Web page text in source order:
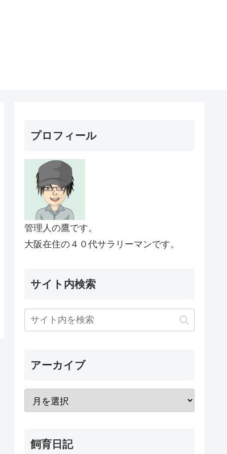
プロフィール
管理人の鷹です。
大阪在住の４０代サラリーマンです。
サイト内検索
アーカイブ
飼育日記